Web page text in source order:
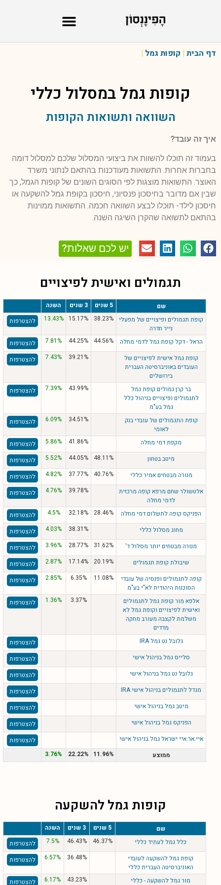
דף הבית | קופות גמל |
קופות גמל במסלול כללי
השוואה ותשואות הקופות
איך זה עובד?
בעמוד זה תוכלו להשוות את ביצועי המסלול שלכם למסלול דומה
בחברות אחרות. התשואות מעודכנות בהתאם לנתוני משרד
האוצר. התשואות מוצגות לפי הסוגים השונים של קופות הגמל, כך
שבין אם מדובר בחיסכון פנסיוני, חיסכון בקופת גמל להשקעה או
חיסכון לילד- תוכלו לבצע השוואה חכמה. התשואות ממוינות
בהתאם לתשואה שהקרן השיגה השנה.
יש לכם שאלות?
תגמולים ואישית לפיצויים
שם 5 שנים 3 שנים
השנה
קופת תגמולים ופיצויים של מפעלי
נייר חדרה
38.23%
15.17%
13.43% להצטרפות
הראל - דקל קופת גמל לדמי מחלה 44.56%
44.25%
7.81%
להצטרפות
קופת גמל אישית לפיצויים של
העובדים באוניברסיטה העברית
בירושלים
39.21%
7.43% להצטרפות
בר קרן גמולים קופת גמל
לתגמולים ופיצויים בניהול כלל
גמל בע"מ
43.99%
7.39% להצטרפות
קופת התגמולים של עובדי בנק
לאומי
34.51%
6.09% להצטרפות
מקפת דמי מחלה 41.86%
5.86%
להצטרפות
מיטב בטחון
48.11%
44.05%
5.52%
להצטרפות
מנורה מבטחים אמיר כללי
40.76%
37.77%
4.82%
להצטרפות
אלטשולר שחם מרפא קופה מרכזית
לדמי מחלה
39.78%
4.76% להצטרפות
הפניקס קופה לתשלום דמי מחלה 28.46%
32.18%
4.5%
להצטרפות
מחוג מסלול כללי
38.31%
4.03%
להצטרפות
מנורה מבטחים יותר מסלול ד'
31.62%
28.77%
3.96%
להצטרפות
שיבולת קופת תגמולים
20.19%
17.14%
2.87%
להצטרפות
קופה לתגמולים ופנסיה של עובדי
הסוכנות היהודית לא"י בע"מ
11.08%
6.35%
2.85% להצטרפות
אלפא מור קופת גמל לתגמולים
ואישית לפיצויים וקופת גמל לא
משלמת לקצבה מעורב מחקה
מדדים
3.37%
1.36% להצטרפות
גלובל נט גמל IRA
להצטרפות
סלייס גמל בניהול אישי
להצטרפות
גלובל נט גמל בניהול אישי
להצטרפות
מגדל לתגמולים בניהול אישי IRA
להצטרפות
מיטב גמל בניהול אישי
להצטרפות
הפניקס גמל בניהול אישי
להצטרפות
איי.אר.איי ישראל גמל בניהול אישי
להצטרפות
ממוצע
11.96%
22.22%
3.76%
קופות גמל להשקעה
שם 5 שנים 3 שנים
השנה
כלל גמל לעתיד כללי
46.37%
46.43%
7.5%
להצטרפות
קופת גמל להשקעה לעובדי
האוניברסיטה העברית כללי
36.48%
6.57% להצטרפות
מור גמל להשקעה - כללי 43.23%
6.17% להצטרפות